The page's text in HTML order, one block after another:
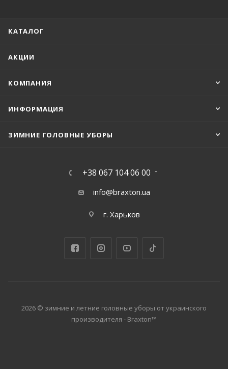
КАТАЛОГ
АКЦИИ
КОМПАНИЯ
ИНФОРМАЦИЯ
ЗИМНИЕ ГОЛОВНЫЕ УБОРЫ
+38 067 104 06 00
info@braxton.ua
г. Харьков
2026 © зимние и летние головные уборы от украинского
производителя - Braxton™